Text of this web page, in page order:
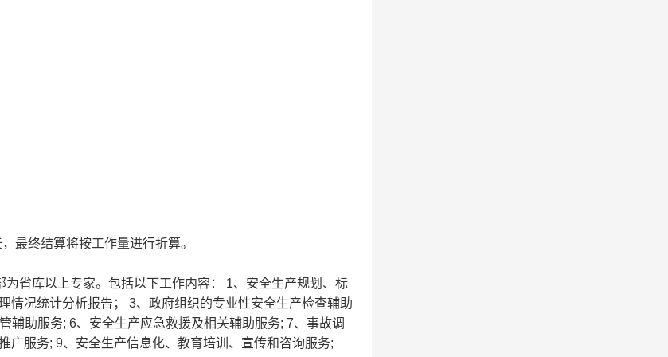
最终结算将按工作量进行折算。
省库以上专家。包括以下工作内容： 1、安全生产规划、标
情况统计分析报告； 3、政府组织的专业性安全生产检查辅助
辅助服务; 6、安全生产应急救援及相关辅助服务; 7、事故调
广服务; 9、安全生产信息化、教育培训、宣传和咨询服务;